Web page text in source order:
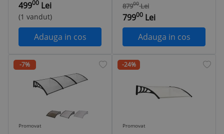
cu Fumuriu, 240 x
100 cm
49900 Lei
(1 vandut)
Adauga in cos
Transparent, 360 x
120 cm
87900 Lei
79900 Lei
Adauga in cos
-7%
Promovat
-24%
Promovat